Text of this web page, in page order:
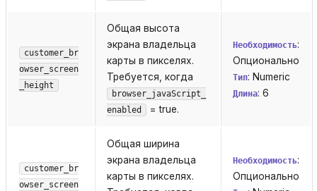
customer_br
owser_screen
_height
Общая высота
экрана владельца
карты в пикселях.
Требуется, когда
browser_javaScript_
enabled
= true.
Необходимость:
Опционально
Тип: Numeric
Длина: 6
customer_br
owser_screen
Общая ширина
экрана владельца
карты в пикселях.
Необходимость:
Опционально